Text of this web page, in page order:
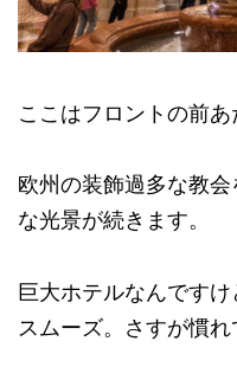
ここはフロントの前あ
欧州の装飾過多な教
な光景が続きます。
巨大ホテルなんです
スムーズ。さすが慣れ